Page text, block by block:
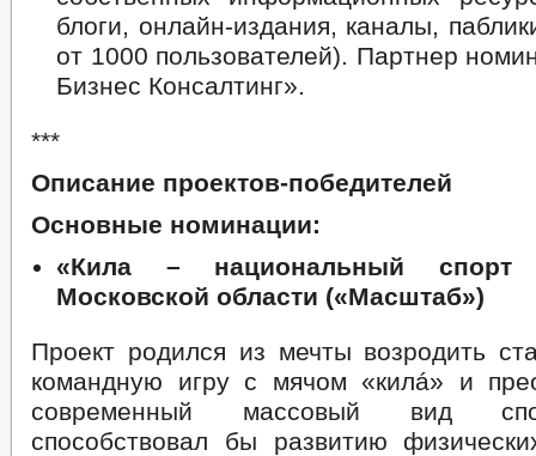
блоги, онлайн-издания, каналы,
от 1000 пользователей). Партнер
Бизнес Консалтинг».
***
Описание проектов-победителей
Основные номинации:
«Кила – национальный спорт
Московской области («Масштаб»)
Проект родился из мечты возродить
командную игру с мячом «килá» и
современный массовый вид
способствовал бы развитию